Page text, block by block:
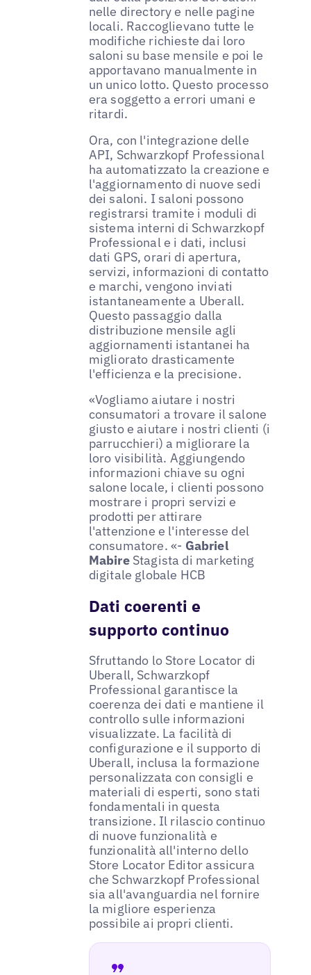
nelle directory e nelle pagine
locali. Raccoglievano tutte le
modifiche richieste dai loro
saloni su base mensile e poi le
apportavano manualmente in
un unico lotto. Questo processo
era soggetto a errori umani e
ritardi.
Ora, con l'integrazione delle
API, Schwarzkopf Professional
ha automatizzato la creazione e
l'aggiornamento di nuove sedi
dei saloni. I saloni possono
registrarsi tramite i moduli di
sistema interni di Schwarzkopf
Professional e i dati, inclusi
dati GPS, orari di apertura,
servizi, informazioni di contatto
e marchi, vengono inviati
istantaneamente a Uberall.
Questo passaggio dalla
distribuzione mensile agli
aggiornamenti istantanei ha
migliorato drasticamente
l'efficienza e la precisione.
«Vogliamo aiutare i nostri
consumatori a trovare il salone
giusto e aiutare i nostri clienti (i
parrucchieri) a migliorare la
loro visibilità. Aggiungendo
informazioni chiave su ogni
salone locale, i clienti possono
mostrare i propri servizi e
prodotti per attirare
l'attenzione e l'interesse del
consumatore. «- Gabriel
Mabire Stagista di marketing
digitale globale HCB
Dati coerenti e
supporto continuo
Sfruttando lo Store Locator di
Uberall, Schwarzkopf
Professional garantisce la
coerenza dei dati e mantiene il
controllo sulle informazioni
visualizzate. La facilità di
configurazione e il supporto di
Uberall, inclusa la formazione
personalizzata con consigli e
materiali di esperti, sono stati
fondamentali in questa
transizione. Il rilascio continuo
di nuove funzionalità e
funzionalità all'interno dello
Store Locator Editor assicura
che Schwarzkopf Professional
sia all'avanguardia nel fornire
la migliore esperienza
possibile ai propri clienti.